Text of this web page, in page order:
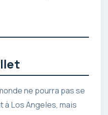
ne pourra pas se
Los Angeles, mais